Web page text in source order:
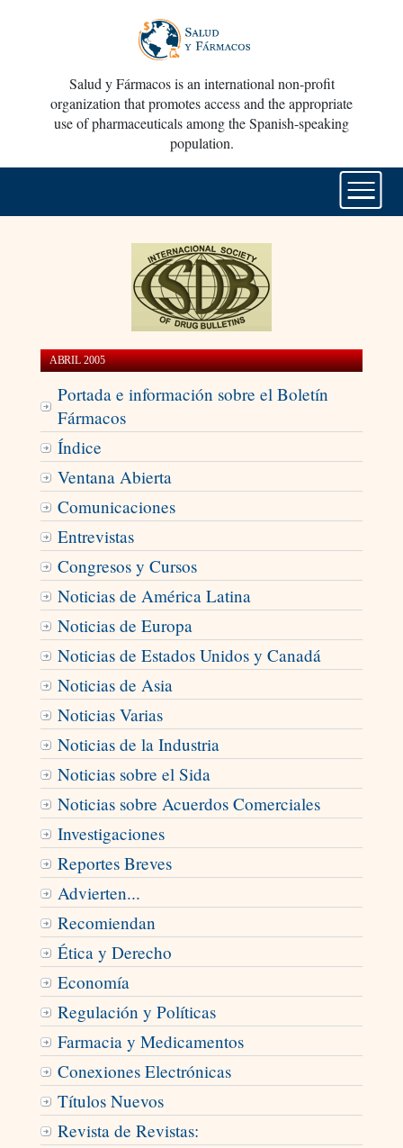
Salud y Fármacos is an international non-profit
organization that promotes access and the appropriate
use of pharmaceuticals among the Spanish-speaking
population.
ABRIL 2005
Portada e información sobre el Boletín
Fármacos
Índice
Ventana Abierta
Comunicaciones
Entrevistas
Congresos y Cursos
Noticias de América Latina
Noticias de Europa
Noticias de Estados Unidos y Canadá
Noticias de Asia
Noticias Varias
Noticias de la Industria
Noticias sobre el Sida
Noticias sobre Acuerdos Comerciales
Investigaciones
Reportes Breves
Advierten...
Recomiendan
Ética y Derecho
Economía
Regulación y Políticas
Farmacia y Medicamentos
Conexiones Electrónicas
Títulos Nuevos
Revista de Revistas: